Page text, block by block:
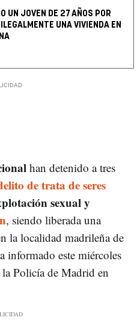
UN JOVEN DE 27 AÑOS POR
UNA VIVIENDA EN
han detenido a tres
de trata de seres
sexual y
, siendo liberada una
la localidad madrileña de
informado este miércoles
Policía de Madrid en